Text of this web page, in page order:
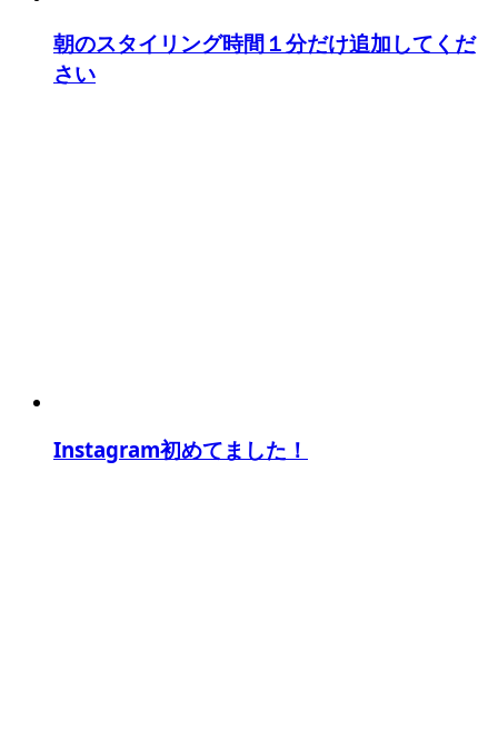
朝のスタイリング時間１分だけ追加してくだ
さい
Instagram初めてました！